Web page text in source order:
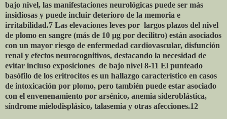
bajo nivel, las manifestaciones neurológicas puede ser más
insidiosas y puede incluir deterioro de la memoria e
irritabilidad.7 Las elevaciones leves por largos plazos del nivel
de plomo en sangre (más de 10 μg por decilitro) están asociados
con un mayor riesgo de enfermedad cardiovascular, disfunción
renal y efectos neurocognitivos, destacando la necesidad de
evitar incluso exposiciones de bajo nivel 8-11 El punteado
basófilo de los eritrocitos es un hallazgo característico en casos
de intoxicación por plomo, pero también puede estar asociado
con el envenenamiento por arsénico, anemia sideroblástica,
síndrome mielodisplásico, talasemia y otras afecciones.12